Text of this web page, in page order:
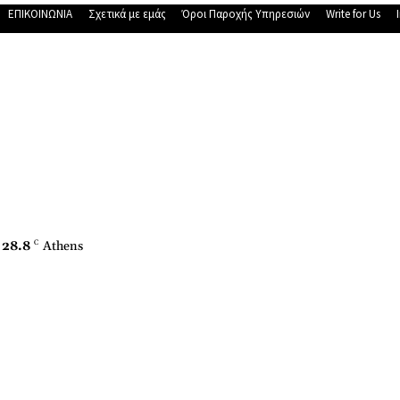
ΕΠΙΚΟΙΝΩΝΙΑ Σχετικά με εμάς Όροι Παροχής Υπηρεσιών Write for Us
28.8 C Athens